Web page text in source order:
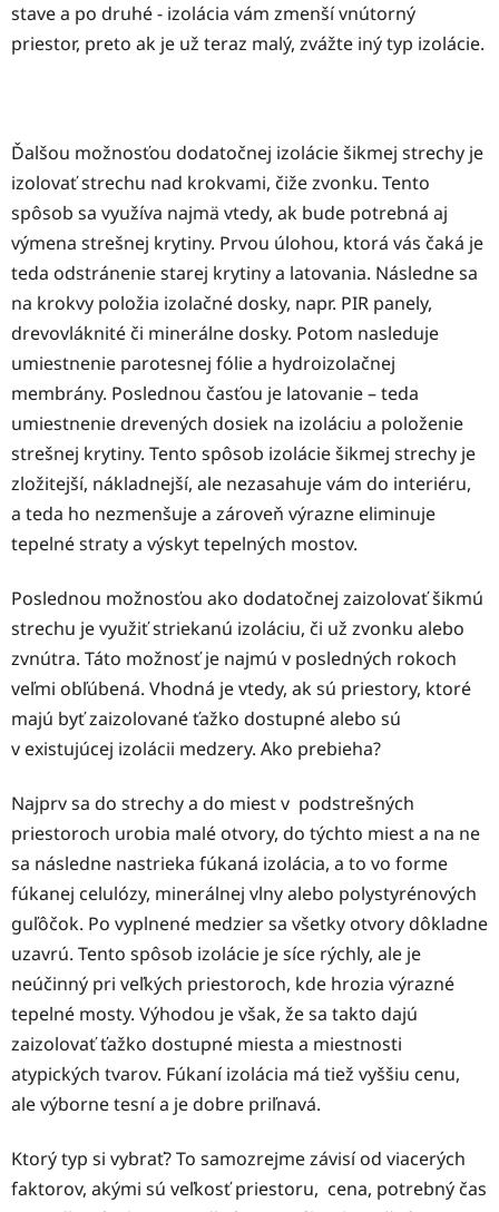
stave a po druhé - izolácia vám zmenší vnútorný
priestor, preto ak je už teraz malý, zvážte iný typ izolácie.
Ďalšou možnosťou dodatočnej izolácie šikmej strechy je
izolovať strechu nad krokvami, čiže zvonku. Tento
spôsob sa využíva najmä vtedy, ak bude potrebná aj
výmena strešnej krytiny. Prvou úlohou, ktorá vás čaká je
teda odstránenie starej krytiny a latovania. Následne sa
na krokvy položia izolačné dosky, napr. PIR panely,
drevovláknité či minerálne dosky. Potom nasleduje
umiestnenie parotesnej fólie a hydroizolačnej
membrány. Poslednou časťou je latovanie – teda
umiestnenie drevených dosiek na izoláciu a položenie
strešnej krytiny. Tento spôsob izolácie šikmej strechy je
zložitejší, nákladnejší, ale nezasahuje vám do interiéru,
a teda ho nezmenšuje a zároveň výrazne eliminuje
tepelné straty a výskyt tepelných mostov.
Poslednou možnosťou ako dodatočnej zaizolovať šikmú
strechu je využiť striekanú izoláciu, či už zvonku alebo
zvnútra. Táto možnosť je najmú v posledných rokoch
veľmi obľúbená. Vhodná je vtedy, ak sú priestory, ktoré
majú byť zaizolované ťažko dostupné alebo sú
v existujúcej izolácii medzery. Ako prebieha?
Najprv sa do strechy a do miest v podstrešných
priestoroch urobia malé otvory, do týchto miest a na ne
sa následne nastrieka fúkaná izolácia, a to vo forme
fúkanej celulózy, minerálnej vlny alebo polystyrénových
guľôčok. Po vyplnené medzier sa všetky otvory dôkladne
uzavrú. Tento spôsob izolácie je síce rýchly, ale je
neúčinný pri veľkých priestoroch, kde hrozia výrazné
tepelné mosty. Výhodou je však, že sa takto dajú
zaizolovať ťažko dostupné miesta a miestnosti
atypických tvarov. Fúkaní izolácia má tiež vyššiu cenu,
ale výborne tesní a je dobre priľnavá.
Ktorý typ si vybrať? To samozrejme závisí od viacerých
faktorov, akými sú veľkosť priestoru, cena, potrebný čas